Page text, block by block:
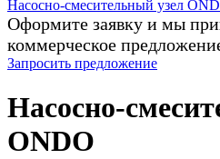
Насосно-смесительный узел
Оформите заявку и мы
коммерческое
Запросить предложение
Насосно-
ONDO